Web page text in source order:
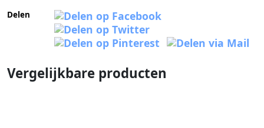
Delen
Vergelijkbare producten